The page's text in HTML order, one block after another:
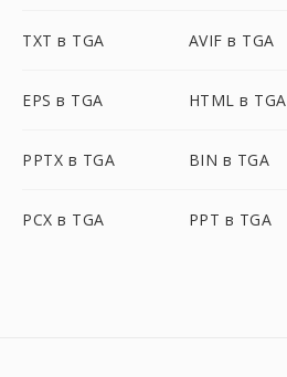
TXT в TGA AVIF в TGA
EPS в TGA HTML в TGA
PPTX в TGA BIN в TGA
PCX в TGA PPT в TGA